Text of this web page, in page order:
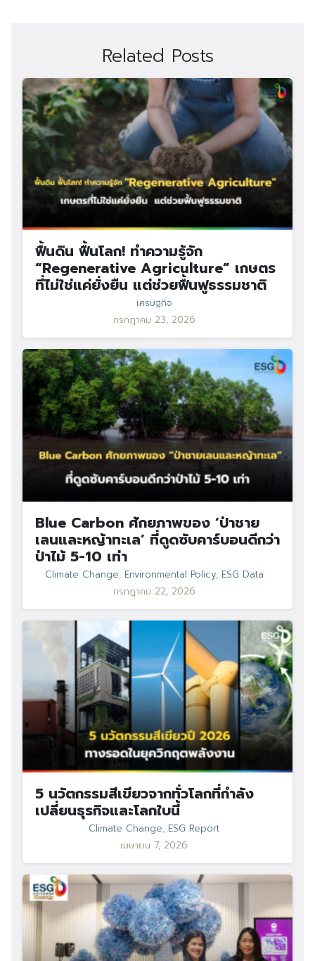
Search
Search
Related Posts
ฟื้นดิน ฟื้นโลก! ทำความรู้จัก
“Regenerative Agriculture” เกษตร
ที่ไม่ใช่แค่ยั่งยืน แต่ช่วยฟื้นฟูธรรมชาติ
เศรษฐกิจ
กรกฎาคม 23, 2026
Blue Carbon ศักยภาพของ ‘ป่าชาย
เลนและหญ้าทะเล’ ที่ดูดซับคาร์บอนดีกว่า
ป่าไม้ 5-10 เท่า
Climate Change, Environmental Policy, ESG Data
กรกฎาคม 22, 2026
5 นวัตกรรมสีเขียวจากทั่วโลกที่กำลัง
เปลี่ยนธุรกิจและโลกใบนี้
Climate Change, ESG Report
เมษายน 7, 2026